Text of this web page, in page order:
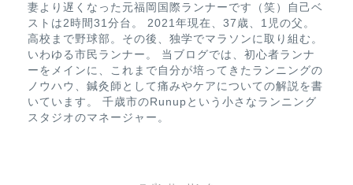
妻より遅くなった元福岡国際ランナーです（笑）自己ベ
ストは2時間31分台。 2021年現在、37歳、1児の父。
高校まで野球部。その後、独学でマラソンに取り組む。
いわゆる市民ランナー。 当ブログでは、初心者ランナ
ーをメインに、これまで自分が培ってきたランニングの
ノウハウ、鍼灸師として痛みやケアについての解説を書
いています。 千歳市のRunupという小さなランニング
スタジオのマネージャー。